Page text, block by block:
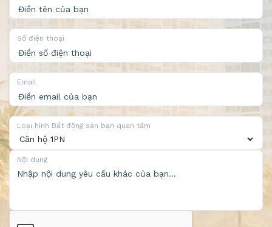
Số điện thoại
Email
Loại hình Bất động sản bạn quan tâm
Nội dung